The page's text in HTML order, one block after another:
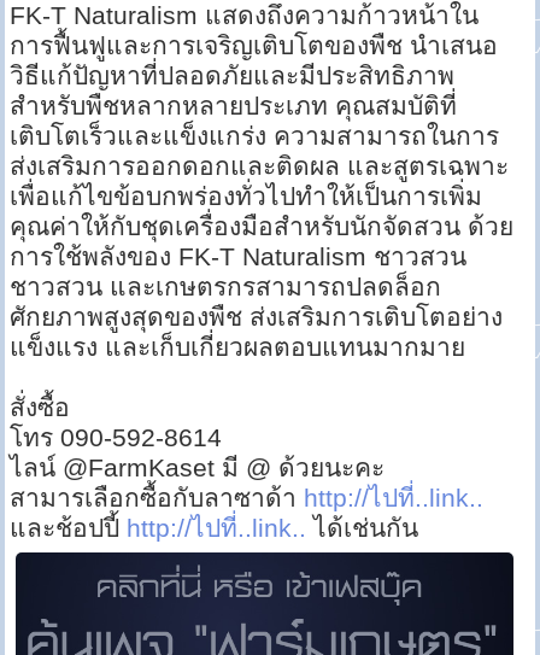
FK-T Naturalism แสดงถึงความก้าวหน้าใน
การฟื้นฟูและการเจริญเติบโตของพืช นำเสนอ
วิธีแก้ปัญหาที่ปลอดภัยและมีประสิทธิภาพ
สำหรับพืชหลากหลายประเภท คุณสมบัติที่
เติบโตเร็วและแข็งแกร่ง ความสามารถในการ
ส่งเสริมการออกดอกและติดผล และสูตรเฉพาะ
เพื่อแก้ไขข้อบกพร่องทั่วไปทำให้เป็นการเพิ่ม
คุณค่าให้กับชุดเครื่องมือสำหรับนักจัดสวน ด้วย
การใช้พลังของ FK-T Naturalism ชาวสวน
ชาวสวน และเกษตรกรสามารถปลดล็อก
ศักยภาพสูงสุดของพืช ส่งเสริมการเติบโตอย่าง
แข็งแรง และเก็บเกี่ยวผลตอบแทนมากมาย
สั่งซื้อ
โทร 090-592-8614
ไลน์ @FarmKaset มี @ ด้วยนะคะ
สามารเลือกซื้อกับลาซาด้า http://ไปที่..link..
และช้อปปี้ http://ไปที่..link.. ได้เช่นกัน